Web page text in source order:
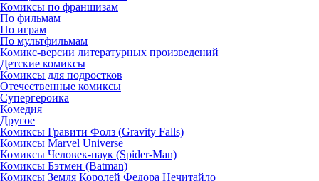
Комиксы по франшизам
По фильмам
По играм
По мультфильмам
Комикс-версии литературных произведений
Детские комиксы
Комиксы для подростков
Отечественные комиксы
Супергероика
Комедия
Другое
Комиксы Гравити Фолз (Gravity Falls)
Комиксы Marvel Universe
Комиксы Человек-паук (Spider-Man)
Комиксы Бэтмен (Batman)
Комиксы Земля Королей Федора Нечитайло